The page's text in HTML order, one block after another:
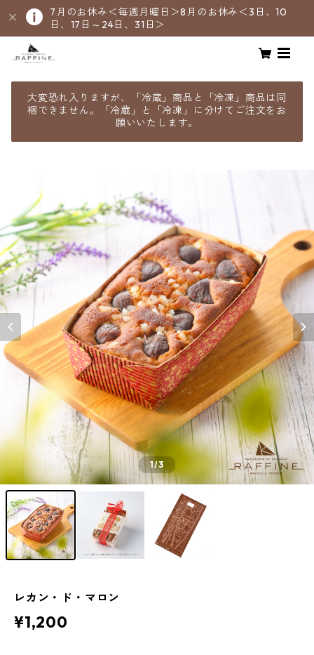
7月のお休み＜毎週月曜日＞8月のお休み＜3日、10
日、17日～24日、31日＞
大変恐れ入りますが、「冷蔵」商品と「冷凍」商品は同
梱できません。「冷蔵」と「冷凍」に分けてご注文をお
願いいたします。
1/3
レカン・ド・マロン
¥1,200